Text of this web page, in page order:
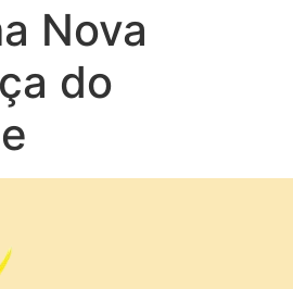
Nova
do